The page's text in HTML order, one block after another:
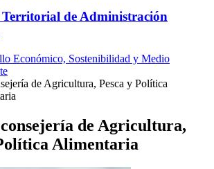
Territorial de Administración
Económico, Sostenibilidad y Medio
de Agricultura, Pesca y Política
de Agricultura,
Alimentaria